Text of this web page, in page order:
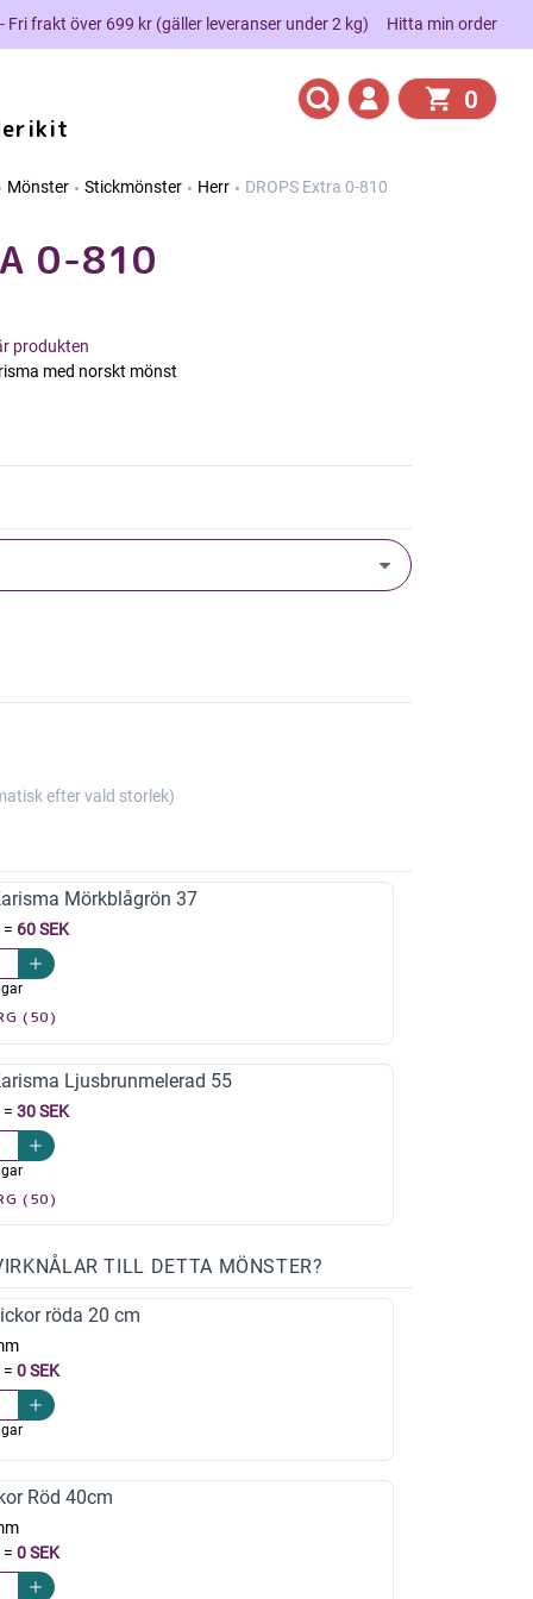
Fri frakt över 699 kr (gäller leveranser under 2 kg) Hitta min order
0
Mönster Stickmönster Herr DROPS Extra 0-810
0-810
produkten
med norskt mönst
efter vald storlek)
Mörkblågrön 37
= 60 SEK
(50)
Ljusbrunmelerad 55
= 30 SEK
(50)
TILL DETTA MÖNSTER?
röda 20 cm
= 0 SEK
Röd 40cm
= 0 SEK